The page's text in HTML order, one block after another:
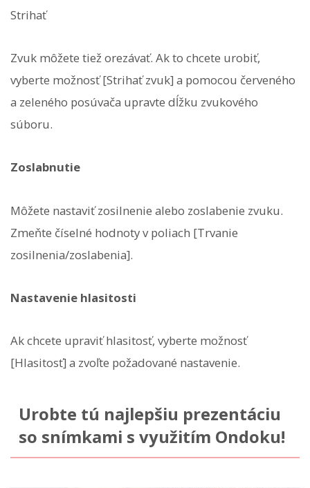
Strihať
Zvuk môžete tiež orezávať. Ak to chcete urobiť,
vyberte možnosť [Strihať zvuk] a pomocou červeného
a zeleného posúvača upravte dĺžku zvukového
súboru.
Zoslabnutie
Môžete nastaviť zosilnenie alebo zoslabenie zvuku.
Zmeňte číselné hodnoty v poliach [Trvanie
zosilnenia/zoslabenia].
Nastavenie hlasitosti
Ak chcete upraviť hlasitosť, vyberte možnosť
[Hlasitosť] a zvoľte požadované nastavenie.
Urobte tú najlepšiu prezentáciu
so snímkami s využitím Ondoku!